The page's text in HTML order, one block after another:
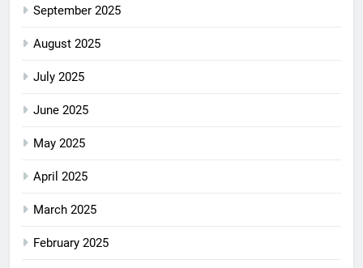
September 2025
August 2025
July 2025
June 2025
May 2025
April 2025
March 2025
February 2025